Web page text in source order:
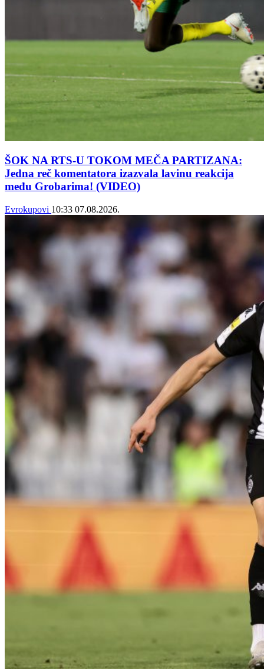
ŠOK NA RTS-U TOKOM MEČA PARTIZANA:
Jedna reč komentatora izazvala lavinu reakcija
među Grobarima! (VIDEO)
Evrokupovi 10:33 07.08.2026.